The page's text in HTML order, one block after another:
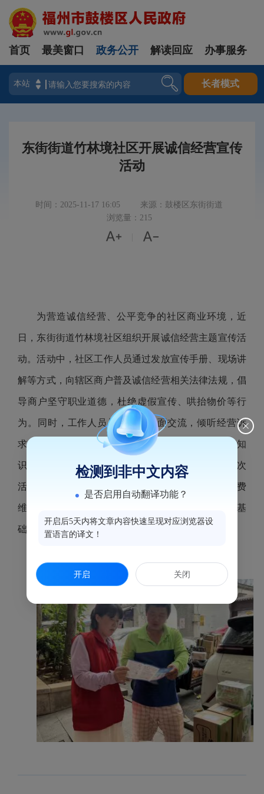
登录
首页 最美窗口 政务公开 解读回应 办事服务
长者模式
东街街道竹林境社区开展诚信经营宣传
活动
时间：2025-11-17 16:05
来源：鼓楼区东街街道
浏览量：215
 
为营造诚信经营、公平竞争的社区商业环境，近
日，东街街道竹林境社区组织开展诚信经营主题宣传活
动。活动中，社区工作人员通过发放宣传手册、现场讲
解等方式，向辖区商户普及诚信经营相关法律法规，倡
导商户坚守职业道德，杜绝虚假宣传、哄抬物价等行
为。同时，工作人员与商户面对面交流，倾听经营诉
求。此外，社区工作人员还向过往居民宣传诚信消费知
识，提醒大家警惕消费陷阱，维护自身合法权益。此次
活动增强了商户的诚信经营意识，也提升了居民的消费
维权能力，为构建文明和谐的社区氛围奠定了坚实基
础。
检测到非中文内容
是否启用自动翻译功能？
开启后5天内将文章内容快速呈现对应浏览器设
置语言的译文！
开启 关闭